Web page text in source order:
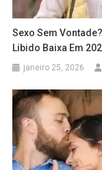
Sexo Sem
Libido Baixa Em
janeiro 25, 2026